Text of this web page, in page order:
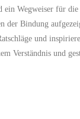
ein Wegweiser für die
der Bindung
und
Verständnis und